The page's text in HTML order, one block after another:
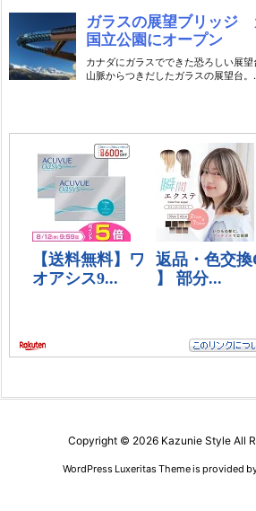
Copyright © 2026 Kazunie Style All
WordPress Luxeritas Theme is provided